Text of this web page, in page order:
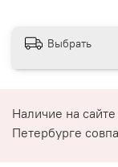
Выбрать
Наличие на
Петербурге